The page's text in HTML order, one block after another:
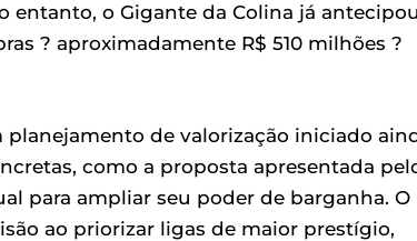
entanto, o Gigante da Colina já
? aproximadamente R$ 510 milhões ?
de valorização iniciado
como a proposta apresentada
para ampliar seu poder de barganha. O
ao priorizar ligas de maior prestígio,